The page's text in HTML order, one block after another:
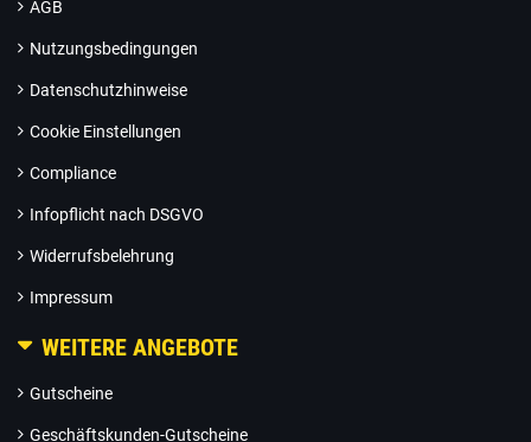
AGB
Nutzungsbedingungen
Datenschutzhinweise
Cookie Einstellungen
Compliance
Infopflicht nach DSGVO
Widerrufsbelehrung
Impressum
WEITERE ANGEBOTE
Gutscheine
Geschäftskunden-Gutscheine